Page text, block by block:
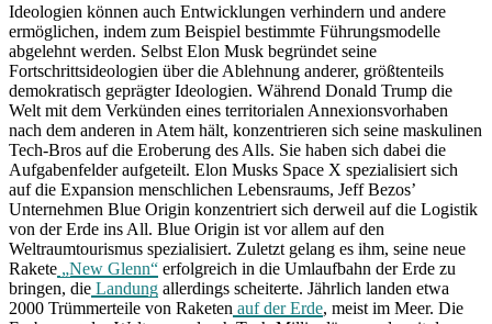
Ideologien können auch Entwicklungen verhindern und andere
ermöglichen, indem zum Beispiel bestimmte Führungsmodelle
abgelehnt werden. Selbst Elon Musk begründet seine
Fortschrittsideologien über die Ablehnung anderer, größtenteils
demokratisch geprägter Ideologien. Während Donald Trump die
Welt mit dem Verkünden eines territorialen Annexionsvorhaben
nach dem anderen in Atem hält, konzentrieren sich seine maskulinen
Tech-Bros auf die Eroberung des Alls. Sie haben sich dabei die
Aufgabenfelder aufgeteilt. Elon Musks Space X spezialisiert sich
auf die Expansion menschlichen Lebensraums, Jeff Bezos’
Unternehmen Blue Origin konzentriert sich derweil auf die Logistik
von der Erde ins All. Blue Origin ist vor allem auf den
Weltraumtourismus spezialisiert. Zuletzt gelang es ihm, seine neue
Rakete „New Glenn“ erfolgreich in die Umlaufbahn der Erde zu
bringen, die Landung allerdings scheiterte. Jährlich landen etwa
2000 Trümmerteile von Raketen auf der Erde, meist im Meer. Die